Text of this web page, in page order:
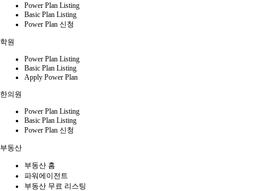
Power Plan Listing
Basic Plan Listing
Power Plan 신청
학원
Power Plan Listing
Basic Plan Listing
Apply Power Plan
한의원
Power Plan Listing
Basic Plan Listing
Power Plan 신청
부동산
부동산 홈
파워에이전트
부동산 무료 리스팅